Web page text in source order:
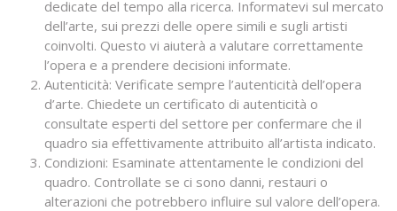
dedicate del tempo alla ricerca. Informatevi sul mercato
dell’arte, sui prezzi delle opere simili e sugli artisti
coinvolti. Questo vi aiuterà a valutare correttamente
l’opera e a prendere decisioni informate.
Autenticità: Verificate sempre l’autenticità dell’opera
d’arte. Chiedete un certificato di autenticità o
consultate esperti del settore per confermare che il
quadro sia effettivamente attribuito all’artista indicato.
Condizioni: Esaminate attentamente le condizioni del
quadro. Controllate se ci sono danni, restauri o
alterazioni che potrebbero influire sul valore dell’opera.